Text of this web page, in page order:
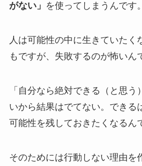
がない」 を使ってしまうんです。
人は可能性の中に生きていたく
もですが、失敗するのが怖いん
「自分なら絶対できる（と思う
いから結果はでてない。できる
可能性を残しておきたくなるん
そのためには行動しない理由を